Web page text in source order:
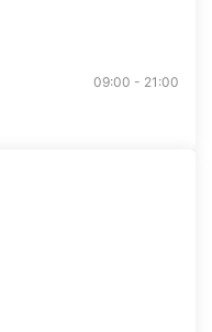
09:00 - 21:00